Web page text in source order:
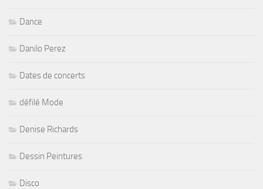
Dance
Danilo Perez
Dates de concerts
défilé Mode
Denise Richards
Dessin Peintures
Disco